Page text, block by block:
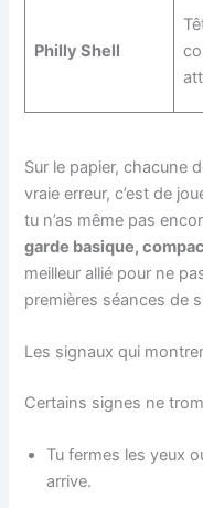
Philly Shell
Sur le papier, chacune
vraie erreur, c’est de
tu n’as même pas
garde basique,
meilleur allié pour ne
premières séances de
Les signaux qui
Certains signes ne
Tu fermes les yeux
arrive.